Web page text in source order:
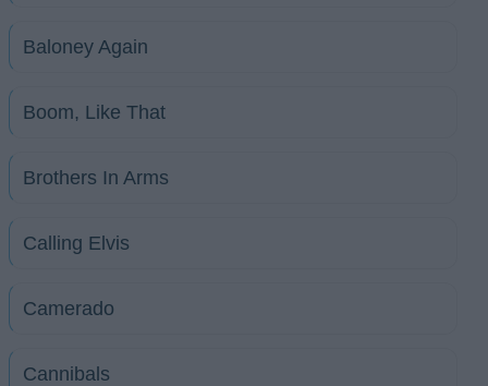
Baloney Again
Boom, Like That
Brothers In Arms
Calling Elvis
Camerado
Cannibals